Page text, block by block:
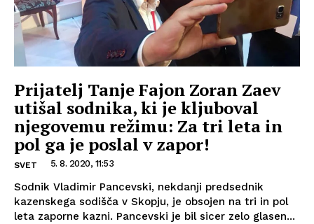
Prijatelj Tanje Fajon Zoran Zaev
utišal sodnika, ki je kljuboval
njegovemu režimu: Za tri leta in
pol ga je poslal v zapor!
SVET 5. 8. 2020, 11:53
Sodnik Vladimir Pancevski, nekdanji predsednik
kazenskega sodišča v Skopju, je obsojen na tri in pol
leta zaporne kazni. Pancevski je bil sicer zelo glasen...